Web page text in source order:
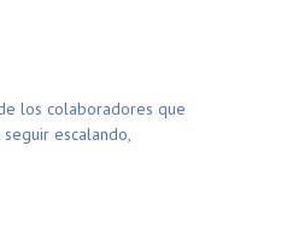
los colaboradores que
escalando,